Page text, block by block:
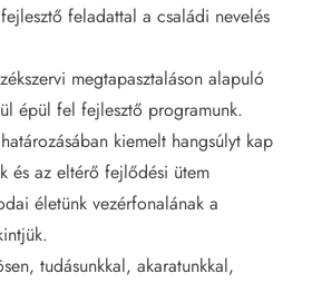
feladattal a családi nevelés
megtapasztaláson alapuló
épül fel fejlesztő programunk.
kiemelt hangsúlyt kap
és az eltérő fejlődési ütem
életünk vezérfonalának a
tudásunkkal, akaratunkkal,